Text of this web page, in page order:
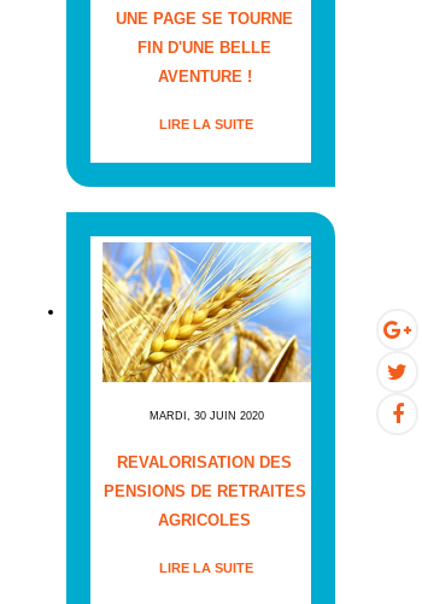
UNE PAGE SE TOURNE
FIN D'UNE BELLE
AVENTURE !
LIRE LA SUITE
MARDI, 30 JUIN 2020
REVALORISATION DES
PENSIONS DE RETRAITES
AGRICOLES
LIRE LA SUITE